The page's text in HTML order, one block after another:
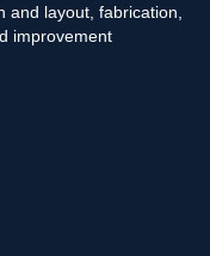
and layout, fabrication,
improvement